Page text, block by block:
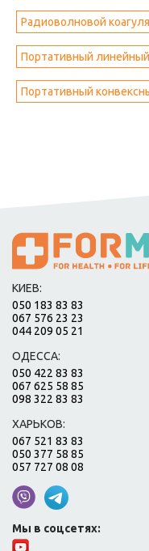
Радиоволновой
Портативный линейный
Портативный
КИЕВ:
050 183 83 83
067 576 23 23
044 209 05 21
ОДЕССА:
050 422 83 83
067 625 58 85
098 322 83 83
ХАРЬКОВ:
067 521 83 83
050 377 58 85
057 727 08 08
Мы в соцсетях: